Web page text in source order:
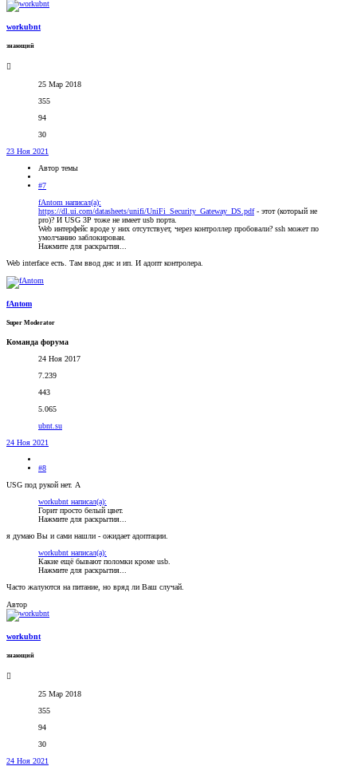
workubnt
знающий
25 Мар 2018
355
94
30
23 Ноя 2021
Автор темы
#7
fAntom написал(а):
https://dl.ui.com/datasheets/unifi/UniFi_Security_Gateway_DS.pdf- этот (который не
pro)? И USG 3P тоже не имеет usb порта.
Web интерфейс вроде у них отсутствует, через контроллер пробовали? ssh может по
умолчанию заблокирован.
Нажмите для раскрытия...
Web interface есть. Там ввод днс и ип. И адопт контролера.
fAntom
Super Moderator
Команда форума
24 Ноя 2017
7.239
443
5.065
ubnt.su
24 Ноя 2021
#8
USG под рукой нет. А
workubnt написал(а):
Горит просто белый цвет.
Нажмите для раскрытия...
я думаю Вы и сами нашли - ожидает адоптации.
workubnt написал(а):
Какие ещё бывают поломки кроме usb.
Нажмите для раскрытия...
Часто жалуются на питание, но вряд ли Ваш случай.
Автор
workubnt
знающий
25 Мар 2018
355
94
30
24 Ноя 2021